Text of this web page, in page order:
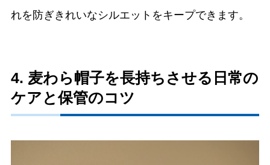
れを防ぎきれいなシルエットをキープできます。
4. 麦わら帽子を長持ちさせる日常の
ケアと保管のコツ